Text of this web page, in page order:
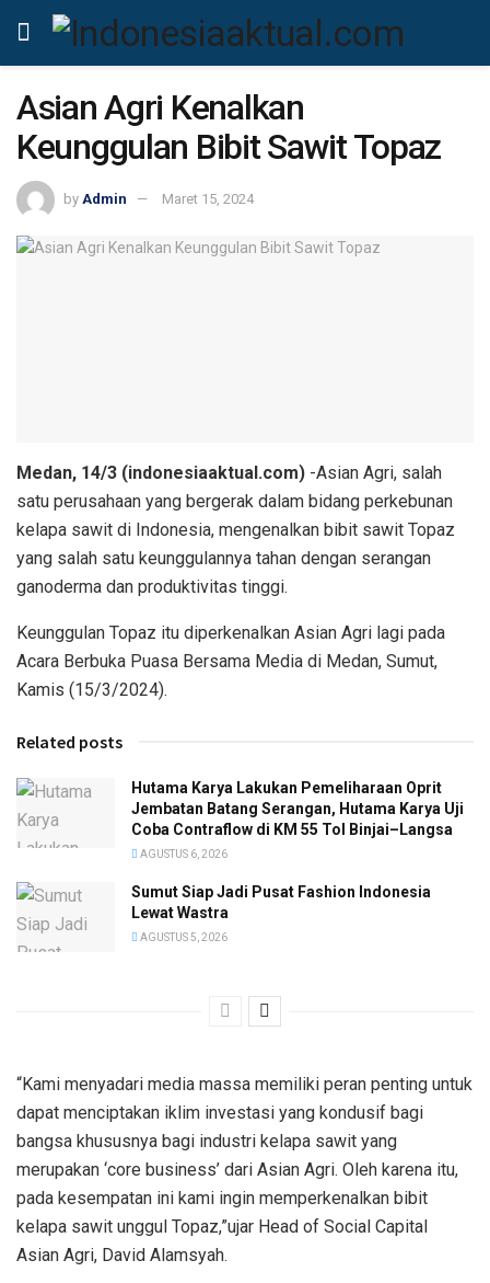
Asian Agri Kenalkan
Keunggulan Bibit Sawit Topaz
by Admin Maret 15, 2024
Medan, 14/3 (indonesiaaktual.com) -Asian Agri, salah
satu perusahaan yang bergerak dalam bidang perkebunan
kelapa sawit di Indonesia, mengenalkan bibit sawit Topaz
yang salah satu keunggulannya tahan dengan serangan
ganoderma dan produktivitas tinggi.
Keunggulan Topaz itu diperkenalkan Asian Agri lagi pada
Acara Berbuka Puasa Bersama Media di Medan, Sumut,
Kamis (15/3/2024).
Related posts
Hutama Karya Lakukan Pemeliharaan Oprit
Jembatan Batang Serangan, Hutama Karya Uji
Coba Contraflow di KM 55 Tol Binjai–Langsa
AGUSTUS 6, 2026
Sumut Siap Jadi Pusat Fashion Indonesia
Lewat Wastra
AGUSTUS 5, 2026
“Kami menyadari media massa memiliki peran penting untuk
dapat menciptakan iklim investasi yang kondusif bagi
bangsa khususnya bagi industri kelapa sawit yang
merupakan ‘core business’ dari Asian Agri. Oleh karena itu,
pada kesempatan ini kami ingin memperkenalkan bibit
kelapa sawit unggul Topaz,”ujar Head of Social Capital
Asian Agri, David Alamsyah.